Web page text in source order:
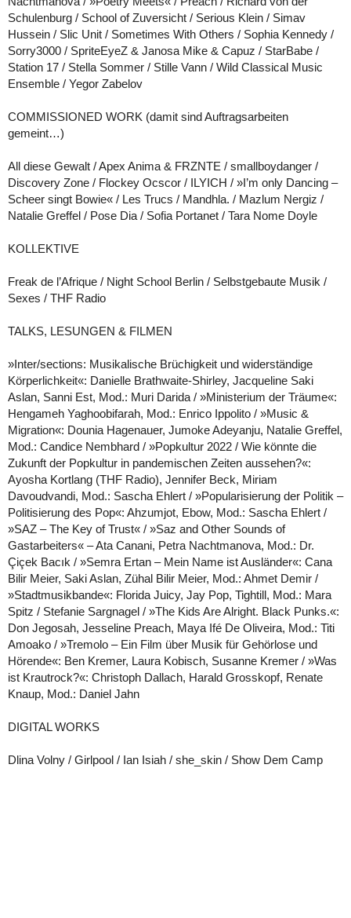
Schulenburg / School of Zuversicht / Serious Klein / Simav
Hussein / Slic Unit / Sometimes With Others / Sophia Kennedy /
Sorry3000 / SpriteEyeZ & Janosa Mike & Capuz / StarBabe /
Station 17 / Stella Sommer / Stille Vann / Wild Classical Music
Ensemble / Yegor Zabelov
COMMISSIONED WORK (damit sind Auftragsarbeiten
gemeint…)
All diese Gewalt / Apex Anima & FRZNTE / smallboydanger /
Discovery Zone / Flockey Ocscor / ILYICH / »I’m only Dancing –
Scheer singt Bowie« / Les Trucs / Mandhla. / Mazlum Nergiz /
Natalie Greffel / Pose Dia / Sofia Portanet / Tara Nome Doyle
KOLLEKTIVE
Freak de l’Afrique / Night School Berlin / Selbstgebaute Musik /
Sexes / THF Radio
TALKS, LESUNGEN & FILMEN
»Inter/sections: Musikalische Brüchigkeit und widerständige
Körperlichkeit«: Danielle Brathwaite-Shirley, Jacqueline Saki
Aslan, Sanni Est, Mod.: Muri Darida / »Ministerium der Träume«:
Hengameh Yaghoobifarah, Mod.: Enrico Ippolito / »Music &
Migration«: Dounia Hagenauer, Jumoke Adeyanju, Natalie Greffel,
Mod.: Candice Nembhard / »Popkultur 2022 / Wie könnte die
Zukunft der Popkultur in pandemischen Zeiten aussehen?«:
Ayosha Kortlang (THF Radio), Jennifer Beck, Miriam
Davoudvandi, Mod.: Sascha Ehlert / »Popularisierung der Politik –
Politisierung des Pop«: Ahzumjot, Ebow, Mod.: Sascha Ehlert /
»SAZ – The Key of Trust« / »Saz and Other Sounds of
Gastarbeiters« – Ata Canani, Petra Nachtmanova, Mod.: Dr.
Çiçek Bacık / »Semra Ertan – Mein Name ist Ausländer«: Cana
Bilir Meier, Saki Aslan, Zühal Bilir Meier, Mod.: Ahmet Demir /
»Stadtmusikbande«: Florida Juicy, Jay Pop, Tightill, Mod.: Mara
Spitz / Stefanie Sargnagel / »The Kids Are Alright. Black Punks.«:
Don Jegosah, Jesseline Preach, Maya Ifé De Oliveira, Mod.: Titi
Amoako / »Tremolo – Ein Film über Musik für Gehörlose und
Hörende«: Ben Kremer, Laura Kobisch, Susanne Kremer / »Was
ist Krautrock?«: Christoph Dallach, Harald Grosskopf, Renate
Knaup, Mod.: Daniel Jahn
DIGITAL WORKS
Dlina Volny / Girlpool / Ian Isiah / she_skin / Show Dem Camp